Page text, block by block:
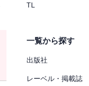
TL
一覧から探す
出版社
レーベル・掲載誌